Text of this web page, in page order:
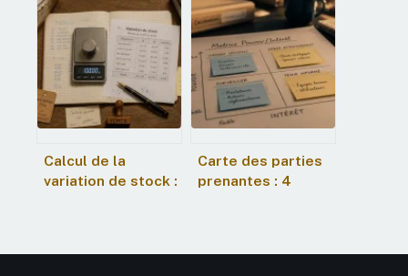
réduire vos impôts
sans gérer
d’immobilier
étapes clés pour
enregistrer vos
écritures, gérer la
refacturation et
clôturer l’exercice
Calcul de la
variation de stock :
Carte des parties
prenantes : 4